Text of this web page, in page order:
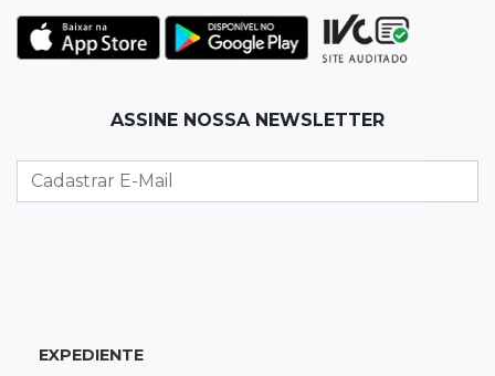
22:42Resumão
Palmeiras e Vasco confirmam vagas nas
Eleitorado aprova teste da urna, mas diz que
colinha será "fundamental"
ASSINE NOSSA NEWSLETTER
EXPEDIENTE